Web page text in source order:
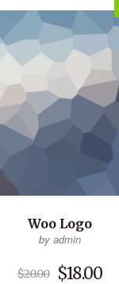
Woo Logo
by admin
$20.00 $18.00